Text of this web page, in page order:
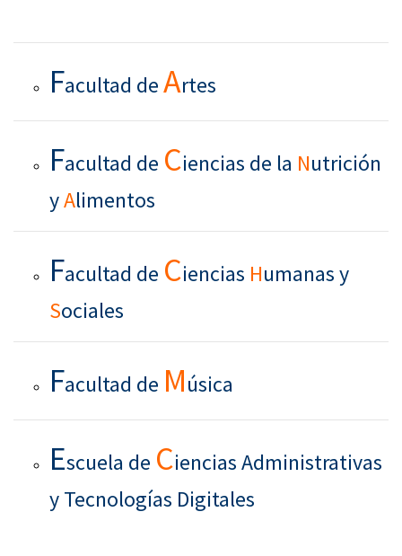
Facultad deArtes
Facultad de Ciencias de la Nutrición
yAlimentos
Facultad de Ciencias Humanas y
Sociales
Facultad de Música
Escuela de Ciencias Administrativas
y Tecnologías Digitales